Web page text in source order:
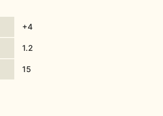
+4
1.2
15